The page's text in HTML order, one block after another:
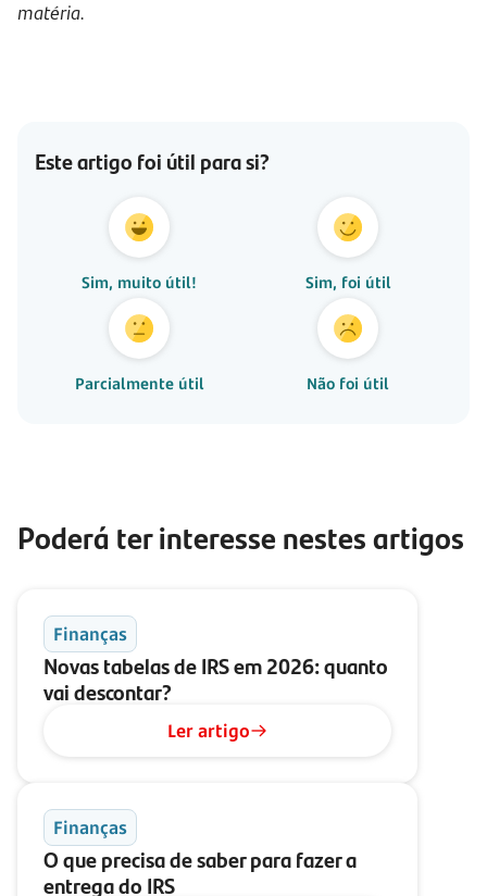
matéria.
Este artigo foi útil para si?
Sim, muito útil! Sim, foi útil
Parcialmente útil Não foi útil
Poderá ter interesse nestes artigos
Finanças
Novas tabelas de IRS em 2026: quanto
vai descontar?
Ler artigo
Finanças
O que precisa de saber para fazer a
entrega do IRS